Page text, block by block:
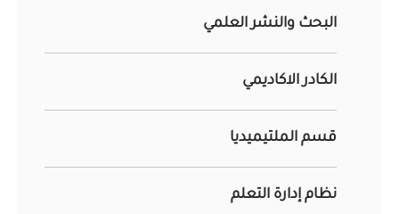
البحث والنشر العلمي
الكادر الاكاديمي
قسم الملتيميديا
نظام إدارة التعلم